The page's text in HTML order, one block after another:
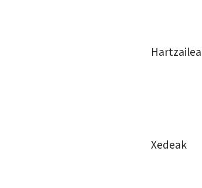
Xedeak